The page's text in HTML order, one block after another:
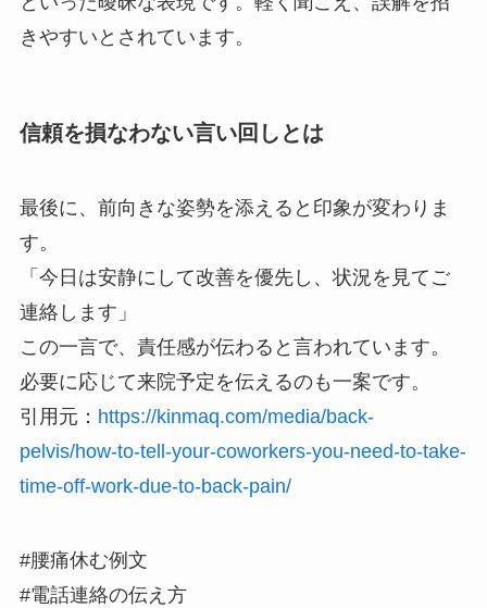
きやすいとされています。
信頼を損なわない言い回しとは
最後に、前向きな姿勢を添えると印象が変わりま
す。
「今日は安静にして改善を優先し、状況を見てご
連絡します」
この一言で、責任感が伝わると言われています。
必要に応じて来院予定を伝えるのも一案です。
引用元： https://kinmaq.com/media/back-
pelvis/how-to-tell-your-coworkers-you-need-to-take-
time-off-work-due-to-back-pain/
#腰痛休む例文
#電話連絡の伝え方